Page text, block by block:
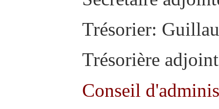
Trésorier:
Trésorière
Conseil